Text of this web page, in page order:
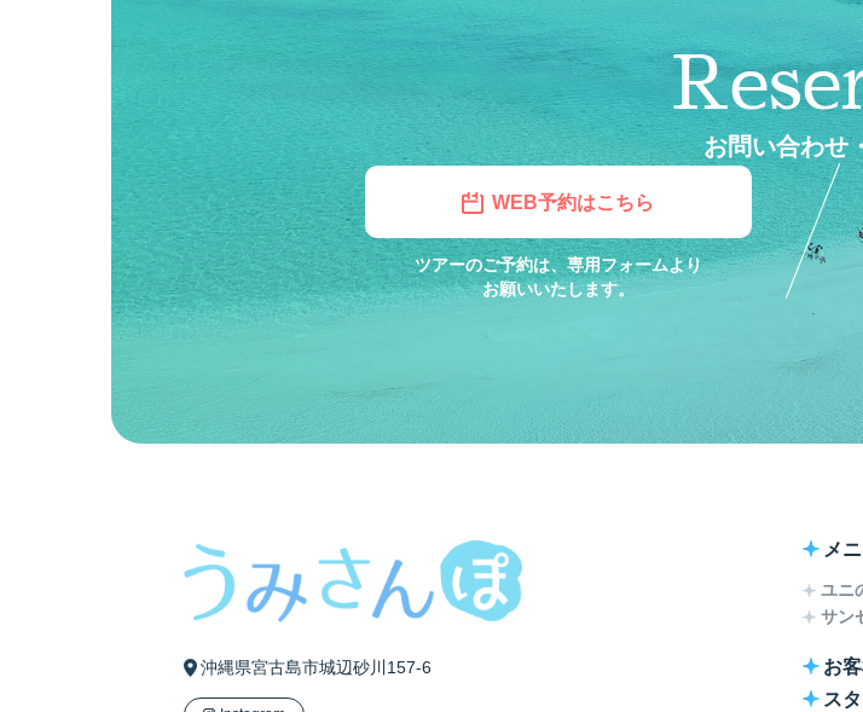
お問い合わせ
WEB予約はこちら
ツアーのご予約は、専用フォームより
お願いいたします。
沖縄県宮古島市城辺砂川157-6
メ
ユニ
サン
お
ス